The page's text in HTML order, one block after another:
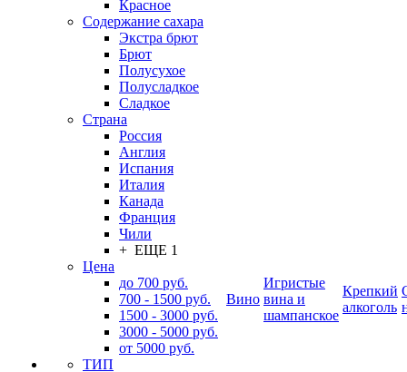
Красное
Содержание сахара
Экстра брют
Брют
Полусухое
Полусладкое
Сладкое
Страна
Россия
Англия
Испания
Италия
Канада
Франция
Чили
+ ЕЩЕ 1
Цена
до 700 руб.
700 - 1500 руб.
1500 - 3000 руб.
3000 - 5000 руб.
от 5000 руб.
ТИП
Вино
Игристые
вина и
шампанское
Крепкий
алкоголь